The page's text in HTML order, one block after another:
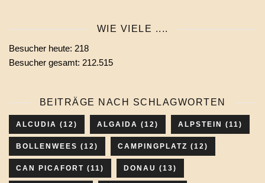
wählen
WIE VIELE ....
Besucher heute: 218
Besucher gesamt: 212.515
BEITRÄGE NACH SCHLAGWORTEN
ALCUDIA (12) ALGAIDA (12) ALPSTEIN (11)
BOLLENWEES (12) CAMPINGPLATZ (12)
CAN PICAFORT (11) DONAU (13)